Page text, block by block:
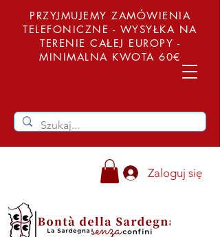
PRZYJMUJEMY ZAMÓWIENIA
TELEFONICZNE - WYSYŁKA NA
TERENIE CAŁEJ EUROPY -
MINIMALNA KWOTA 60€
Zaloguj się